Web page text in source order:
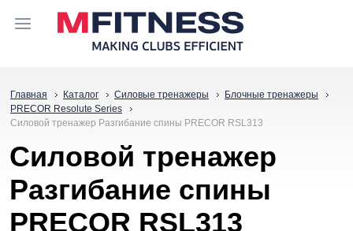
Главная Каталог Силовые тренажеры
Блочные тренажеры
PRECOR Resolute Series
Силовой тренажер Разгибание спины PRECOR RSL313
Силовой тренажер
Разгибание спины
PRECOR RSL313